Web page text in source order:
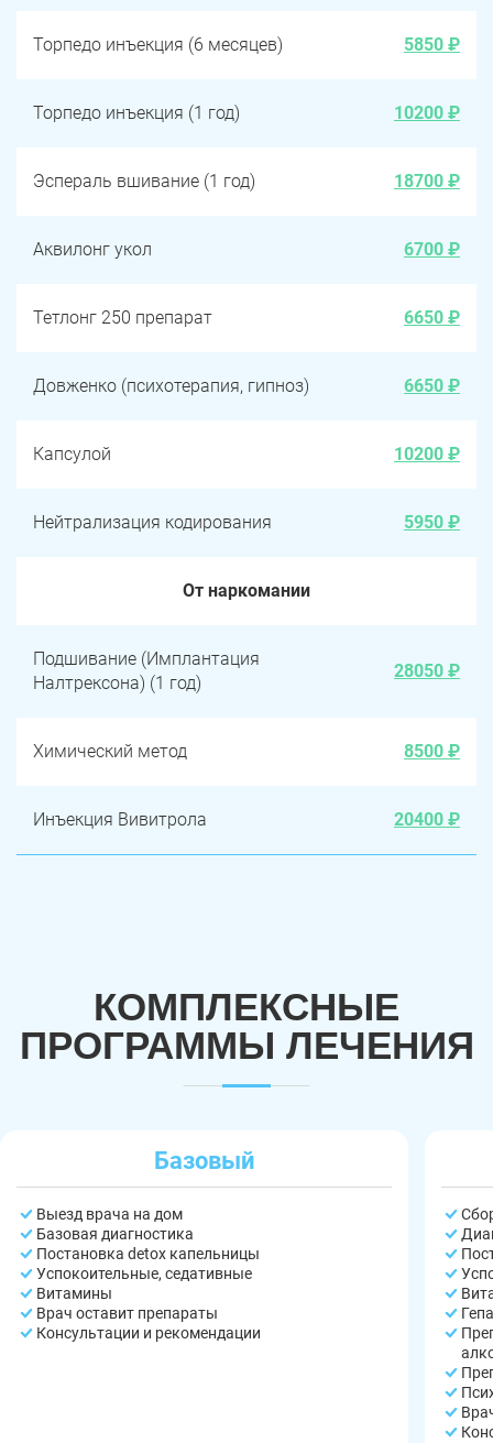
Торпедо инъекция (6 месяцев) 5850 ₽
Торпедо инъекция (1 год) 10200 ₽
Эспераль вшивание (1 год) 18700 ₽
Аквилонг укол 6700 ₽
Тетлонг 250 препарат 6650 ₽
Довженко (психотерапия, гипноз) 6650 ₽
Капсулой 10200 ₽
Нейтрализация кодирования 5950 ₽
От наркомании
Подшивание (Имплантация
Налтрексона) (1 год)
28050 ₽
Химический метод 8500 ₽
Инъекция Вивитрола 20400 ₽
КОМПЛЕКСНЫЕ
ПРОГРАММЫ ЛЕЧЕНИЯ
Базовый
Выезд врача на дом
Базовая диагностика
Постановка detox капельницы
Успокоительные, седативные
Витамины
Врач оставит препараты
Консультации и рекомендации